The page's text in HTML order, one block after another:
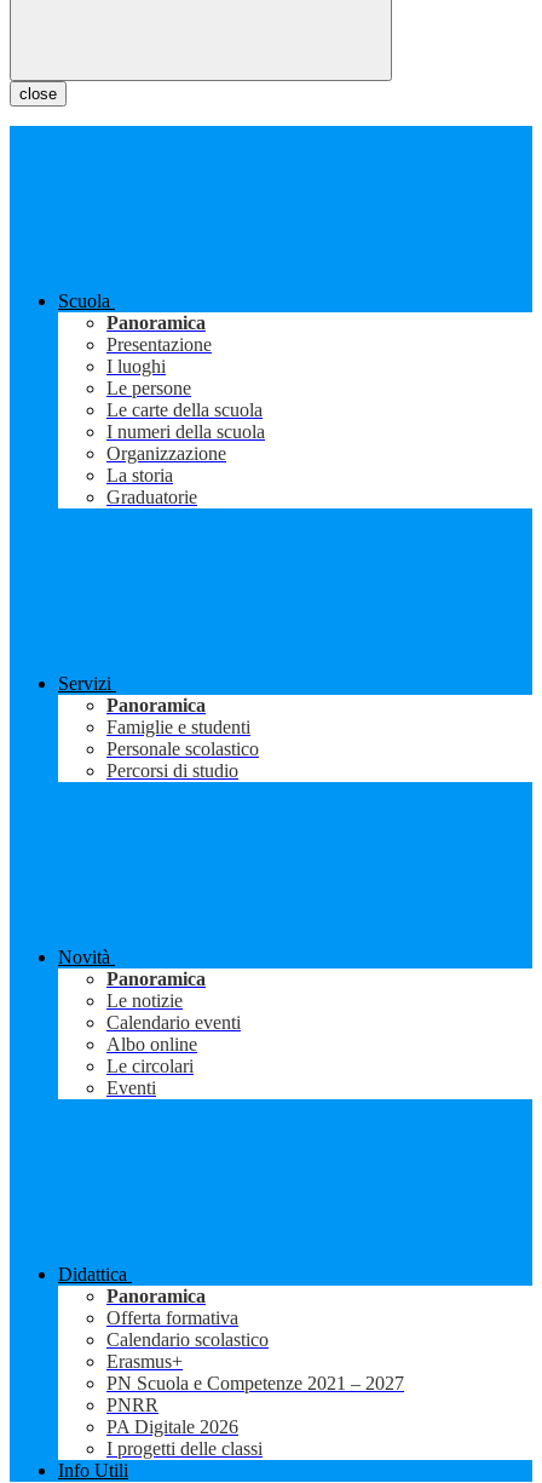
close
Scuola
Panoramica
Presentazione
I luoghi
Le persone
Le carte della scuola
I numeri della scuola
Organizzazione
La storia
Graduatorie
Servizi
Panoramica
Famiglie e studenti
Personale scolastico
Percorsi di studio
Novità
Panoramica
Le notizie
Calendario eventi
Albo online
Le circolari
Eventi
Didattica
Panoramica
Offerta formativa
Calendario scolastico
Erasmus+
PN Scuola e Competenze 2021 – 2027
PNRR
PA Digitale 2026
I progetti delle classi
Info Utili